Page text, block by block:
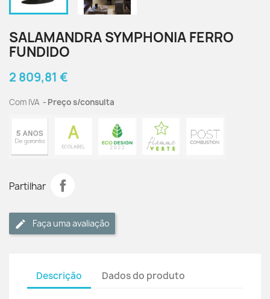
SALAMANDRA SYMPHONIA FERRO
FUNDIDO
2 809,81 €
Com IVA Preço s/consulta
Partilhar
Faça uma avaliação
Descrição Dados do produto